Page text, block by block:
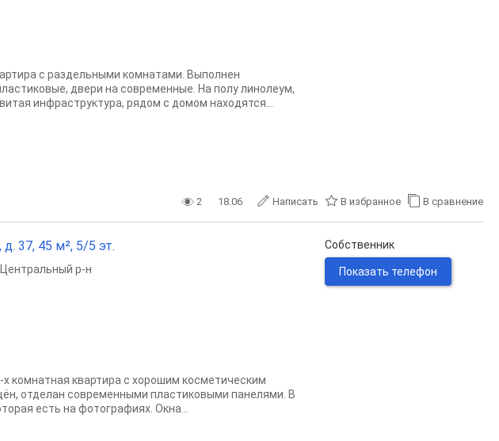
с раздельными комнатами. Выполнен
двери на современные. На полу линолеум,
инфраструктура, рядом с домом находятся...
2 18.06 Написать В избранное В сравнение
37, 45 м², 5/5 эт.
Центральный р-н
комнатная квартира с хорошим косметическим
отделан современными пластиковыми панелями. В
есть на фотографиях. Окна...
Собственник
Показать телефон